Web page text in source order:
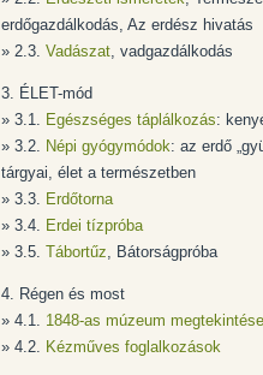
erdőgazdálkodás, Az erdész hivatás
» 2.3. Vadászat , vadgazdálkodás
3. ÉLET-mód
» 3.1. Egészséges táplálkozás:
» 3.2. Népi gyógymódok: az erdő
tárgyai, élet a természetben
» 3.3. Erdőtorna
» 3.4. Erdei tízpróba
» 3.5. Tábortűz , Bátorságpróba
4. Régen és most
» 4.1. 1848-as múzeum megtekintése
» 4.2. Kézműves foglalkozások